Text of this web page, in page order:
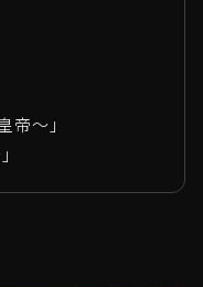
帝～」